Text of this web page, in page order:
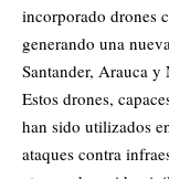
incorporado drones
generando una
Santander, Arauca y
Estos drones,
han sido utilizados
ataques contra